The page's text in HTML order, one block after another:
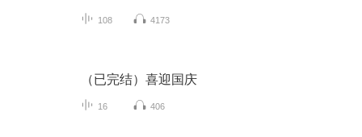
108 4173
（已完结）喜迎国庆
16 406